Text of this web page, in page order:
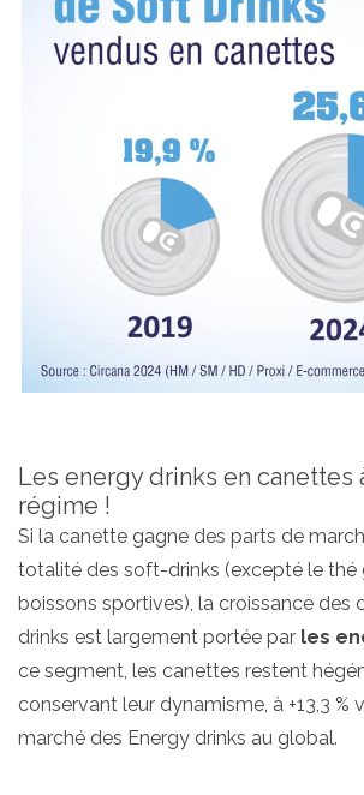
Les energy drinks en canettes
régime !
Si la canette gagne des parts de
totalité des soft-drinks (excepté le thé
boissons sportives), la croissance des
drinks est largement portée par les
ce segment, les canettes restent
conservant leur dynamisme, à +13,3 %
marché des Energy drinks au global.